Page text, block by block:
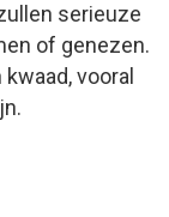
serieuze
of genezen.
vooral